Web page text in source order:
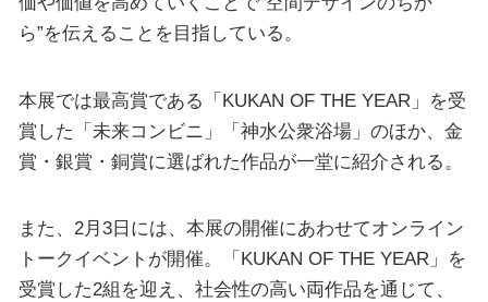
ら”を伝えることを目指している。
本展では最高賞である「KUKAN OF THE YEAR」を受
賞した「未来コンビニ」「神水公衆浴場」のほか、金
賞・銀賞・銅賞に選ばれた作品が一堂に紹介される。
また、2月3日には、本展の開催にあわせてオンライン
トークイベントが開催。「KUKAN OF THE YEAR」を
受賞した2組を迎え、社会性の高い両作品を通じて、